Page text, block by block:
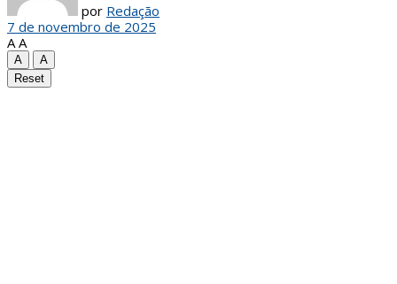
por Redação
7 de novembro de 2025
A A
A
A
Reset